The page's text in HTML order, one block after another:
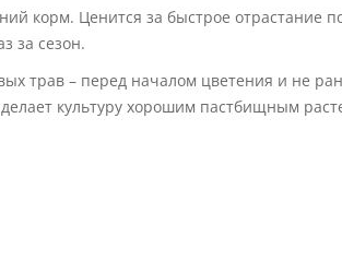
корм. Ценится за быстрое отрастание
за сезон.
трав – перед началом цветения и не
культуру хорошим пастбищным